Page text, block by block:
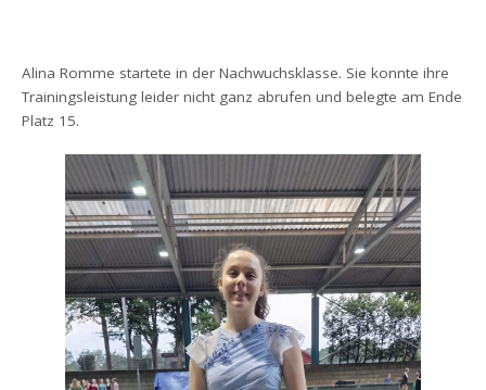
Alina Romme startete in der Nachwuchsklasse. Sie konnte ihre
Trainingsleistung leider nicht ganz abrufen und belegte am Ende
Platz 15.